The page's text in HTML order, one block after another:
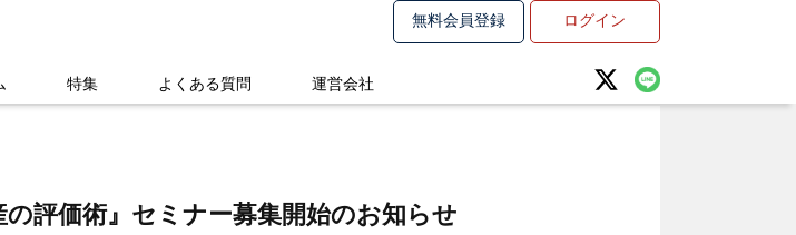
無料会員登録 ログイン
特集 よくある質問 運営会社
評価術』セミナー募集開始のお知らせ